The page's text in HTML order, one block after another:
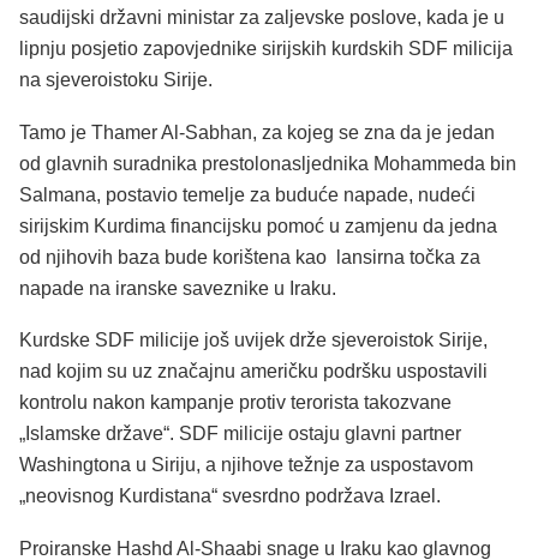
saudijski državni ministar za zaljevske poslove, kada je u
lipnju posjetio zapovjednike sirijskih kurdskih SDF milicija
na sjeveroistoku Sirije.
Tamo je Thamer Al-Sabhan, za kojeg se zna da je jedan
od glavnih suradnika prestolonasljednika Mohammeda bin
Salmana, postavio temelje za buduće napade, nudeći
sirijskim Kurdima financijsku pomoć u zamjenu da jedna
od njihovih baza bude korištena kao lansirna točka za
napade na iranske saveznike u Iraku.
Kurdske SDF milicije još uvijek drže sjeveroistok Sirije,
nad kojim su uz značajnu američku podršku uspostavili
kontrolu nakon kampanje protiv terorista takozvane
„Islamske države“. SDF milicije ostaju glavni partner
Washingtona u Siriju, a njihove težnje za uspostavom
„neovisnog Kurdistana“ svesrdno podržava Izrael.
Proiranske Hashd Al-Shaabi snage u Iraku kao glavnog